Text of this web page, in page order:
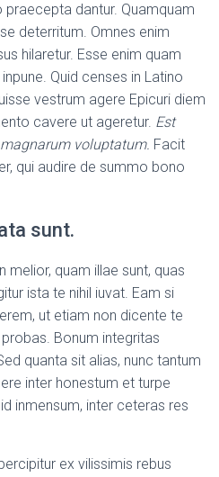
dantur. Quamquam
deterritum. Omnes enim
hilaretur. Esse enim quam
Quid censes in Latino
vestrum agere Epicuri diem
cavere ut ageretur. Est
voluptatum. Facit
qui audire de summo bono
sunt.
melior, quam illae sunt, quas
ista te nihil iuvat. Eam si
ut etiam non dicente te
Bonum integritas
quanta sit alias, nunc tantum
inter honestum et turpe
inmensum, inter ceteras res
ex vilissimis rebus